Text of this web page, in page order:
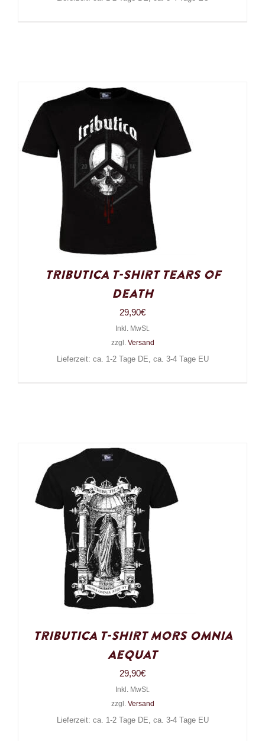
Tributica T-Shirt Tears of
Death
29,90€
Inkl. MwSt.
zzgl. Versand
Lieferzeit: ca. 1-2 Tage DE, ca. 3-4 Tage EU
Tributica T-Shirt Mors Omnia
Aequat
29,90€
Inkl. MwSt.
zzgl. Versand
Lieferzeit: ca. 1-2 Tage DE, ca. 3-4 Tage EU